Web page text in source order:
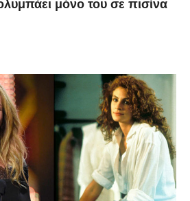
μόνο του σε πισίνα